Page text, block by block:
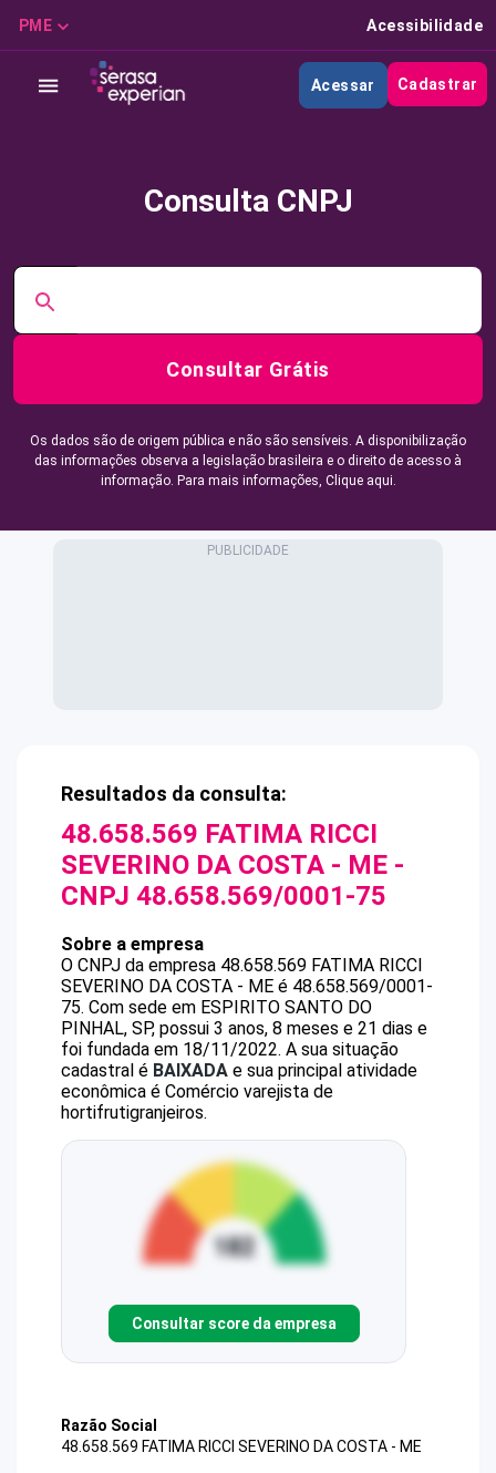
PME Acessibilidade
Acessar Cadastrar
Consulta CNPJ
Consultar Grátis
Os dados são de origem pública e não são sensíveis. A disponibilização
das informações observa a legislação brasileira e o direito de acesso à
informação. Para mais informações, Clique aqui.
Resultados da consulta:
48.658.569 FATIMA RICCI
SEVERINO DA COSTA - ME -
CNPJ 48.658.569/0001-75
Sobre a empresa
O CNPJ da empresa 48.658.569 FATIMA RICCI
SEVERINO DA COSTA - ME é 48.658.569/0001-
75. Com sede em ESPIRITO SANTO DO
PINHAL, SP, possui 3 anos, 8 meses e 21 dias e
foi fundada em 18/11/2022. A sua situação
cadastral é BAIXADA e sua principal atividade
econômica é Comércio varejista de
hortifrutigranjeiros.
Consultar score da empresa
Razão Social
48.658.569 FATIMA RICCI SEVERINO DA COSTA - ME